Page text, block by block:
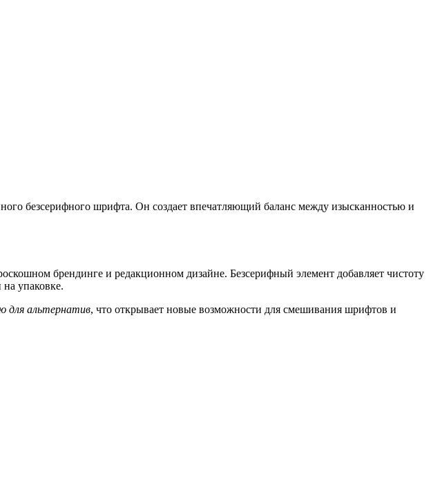
безсерифного шрифта. Он создает впечатляющий баланс между изысканностью и
брендинге и редакционном дизайне. Безсерифный элемент добавляет чистоту
упаковке.
для альтернатив, что открывает новые возможности для смешивания шрифтов и